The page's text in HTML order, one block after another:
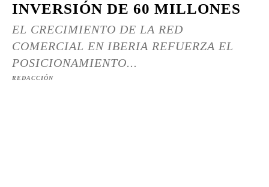
INVERSIÓN DE 60 MILLONES
EL CRECIMIENTO DE LA RED
COMERCIAL EN IBERIA REFUERZA EL
POSICIONAMIENTO...
REDACCIÓN